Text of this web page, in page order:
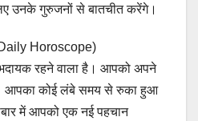
उनके गुरुजनों से बातचीत करेंगे।
Horoscope)
रहने वाला है। आपको अपने
आपका कोई लंबे समय से रुका हुआ
में आपको एक नई पहचान